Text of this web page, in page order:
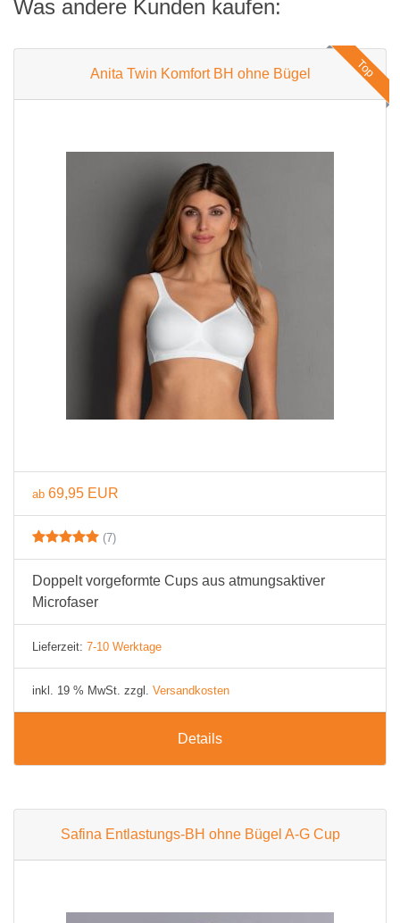
Was andere Kunden kaufen:
Top
Anita Twin Komfort BH ohne Bügel
ab 69,95 EUR
(7)
Doppelt vorgeformte Cups aus atmungsaktiver
Microfaser
Lieferzeit: 7-10 Werktage
inkl. 19 % MwSt. zzgl. Versandkosten
Details
Safina Entlastungs-BH ohne Bügel A-G Cup